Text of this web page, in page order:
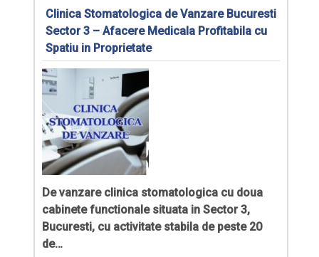
Clinica Stomatologica de Vanzare Bucuresti
Sector 3 – Afacere Medicala Profitabila cu
Spatiu in Proprietate
De vanzare clinica stomatologica cu doua
cabinete functionale situata in Sector 3,
Bucuresti, cu activitate stabila de peste 20
de…